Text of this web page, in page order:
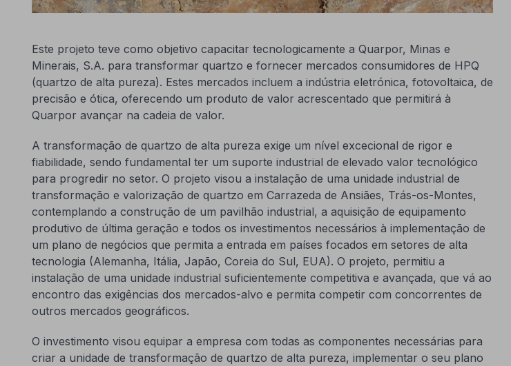
Este projeto teve como objetivo capacitar tecnologicamente a Quarpor, Minas e
Minerais, S.A. para transformar quartzo e fornecer mercados consumidores de HPQ
(quartzo de alta pureza). Estes mercados incluem a indústria eletrónica, fotovoltaica, de
precisão e ótica, oferecendo um produto de valor acrescentado que permitirá à
Quarpor avançar na cadeia de valor.
A transformação de quartzo de alta pureza exige um nível excecional de rigor e
fiabilidade, sendo fundamental ter um suporte industrial de elevado valor tecnológico
para progredir no setor. O projeto visou a instalação de uma unidade industrial de
transformação e valorização de quartzo em Carrazeda de Ansiães, Trás-os-Montes,
contemplando a construção de um pavilhão industrial, a aquisição de equipamento
produtivo de última geração e todos os investimentos necessários à implementação de
um plano de negócios que permita a entrada em países focados em setores de alta
tecnologia (Alemanha, Itália, Japão, Coreia do Sul, EUA). O projeto, permitiu a
instalação de uma unidade industrial suficientemente competitiva e avançada, que vá ao
encontro das exigências dos mercados-alvo e permita competir com concorrentes de
outros mercados geográficos.
O investimento visou equipar a empresa com todas as componentes necessárias para
criar a unidade de transformação de quartzo de alta pureza, implementar o seu plano